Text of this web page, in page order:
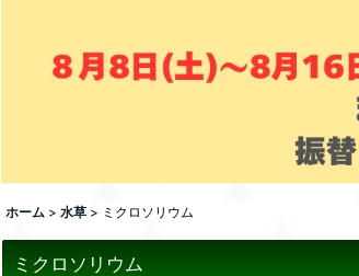
ホーム > 水草 > ミクロソリウム
ミクロソリウム